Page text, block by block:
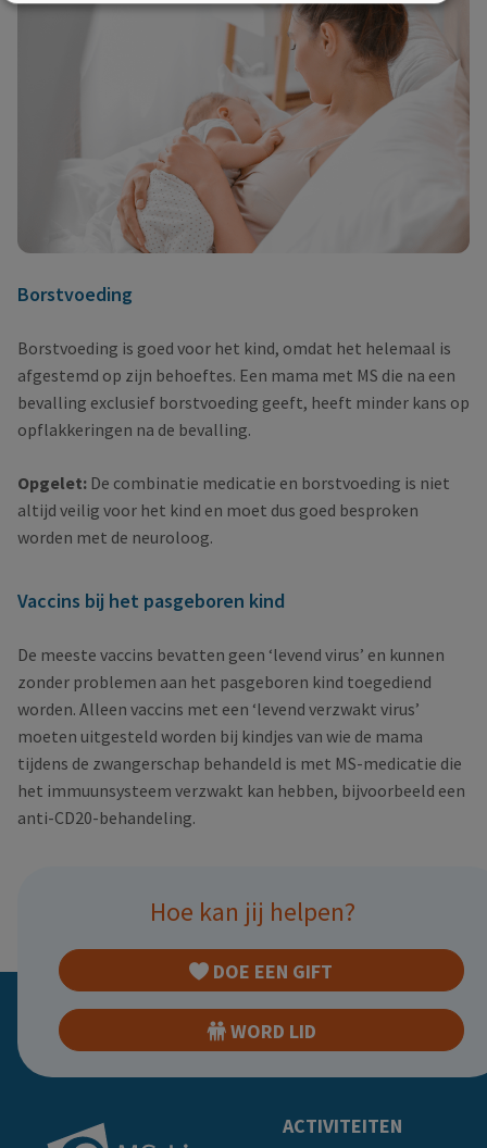
Borstvoeding
Borstvoeding is goed voor het kind, omdat het helemaal is
afgestemd op zijn behoeftes. Een mama met MS die na een
bevalling exclusief borstvoeding geeft, heeft minder kans op
opflakkeringen na de bevalling.
Opgelet: De combinatie medicatie en borstvoeding is niet
altijd veilig voor het kind en moet dus goed besproken
worden met de neuroloog.
Vaccins bij het pasgeboren kind
De meeste vaccins bevatten geen ‘levend virus’ en kunnen
zonder problemen aan het pasgeboren kind toegediend
worden. Alleen vaccins met een ‘levend verzwakt virus’
moeten uitgesteld worden bij kindjes van wie de mama
tijdens de zwangerschap behandeld is met MS-medicatie die
het immuunsysteem verzwakt kan hebben, bijvoorbeeld een
anti-CD20-behandeling.
Hoe kan jij helpen?
DOE EEN GIFT
WORD LID
Doormat
ACTIVITEITEN